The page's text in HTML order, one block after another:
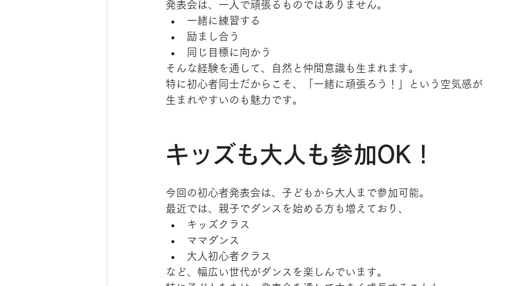
発表会は、一人で頑張るものではありません。
一緒に練習する
励まし合う
同じ目標に向かう
そんな経験を通して、自然と仲間意識も生まれます。
特に初心者同士だからこそ、「一緒に頑張ろう！」という空気感が
生まれやすいのも魅力です。
キッズも大人も参加OK！
今回の初心者発表会は、子どもから大人まで参加可能。
最近では、親子でダンスを始める方も増えており、
キッズクラス
ママダンス
大人初心者クラス
など、幅広い世代がダンスを楽しんでいます。